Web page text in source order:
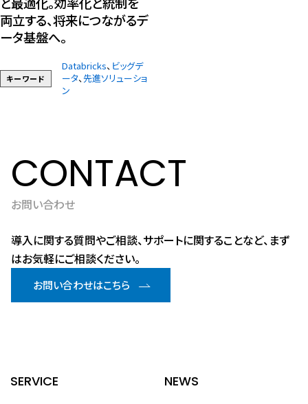
キーワード
Databricks、 ビッグデ
ータ、先進ソリューショ
ン
両立する、将来につながるデ
ータ基盤へ。
CONTACT
お問い合わせ
導入に関する質問やご相談、サポートに関することなど、まず
はお気軽にご相談ください。
お問い合わせはこちら
SERVICE NEWS